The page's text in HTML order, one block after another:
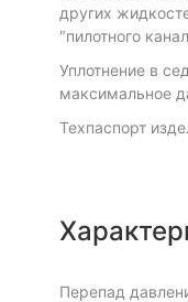
других
"пилотного
Уплотнение в
максимальное
Техпаспорт
Перепад